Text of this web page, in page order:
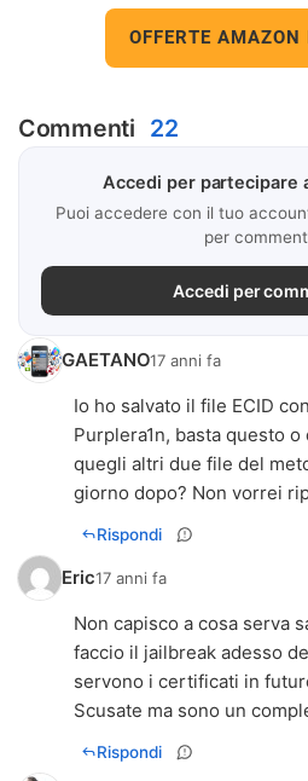
OFFERTE AMAZON
Commenti 22
Accedi per partecipare
Puoi accedere con il tuo
per
Accedi per
GAETANO17 anni fa
Io ho salvato il file ECID
Purplera1n, basta questo
quegli altri due file del
giorno dopo? Non vorrei
Rispondi
Eric17 anni fa
Non capisco a cosa serva
faccio il jailbreak adesso
servono i certificati in
Scusate ma sono un
Rispondi